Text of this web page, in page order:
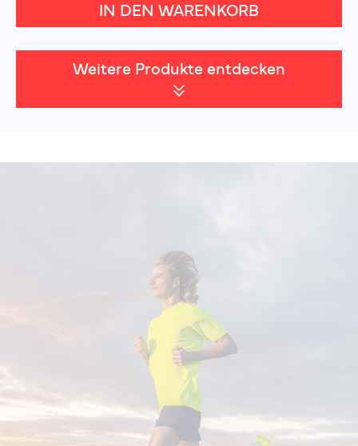
IN DEN WARENKORB
Weitere Produkte entdecken